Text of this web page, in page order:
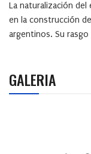
La naturalización
en la construcción
argentinos. Su
GALERIA